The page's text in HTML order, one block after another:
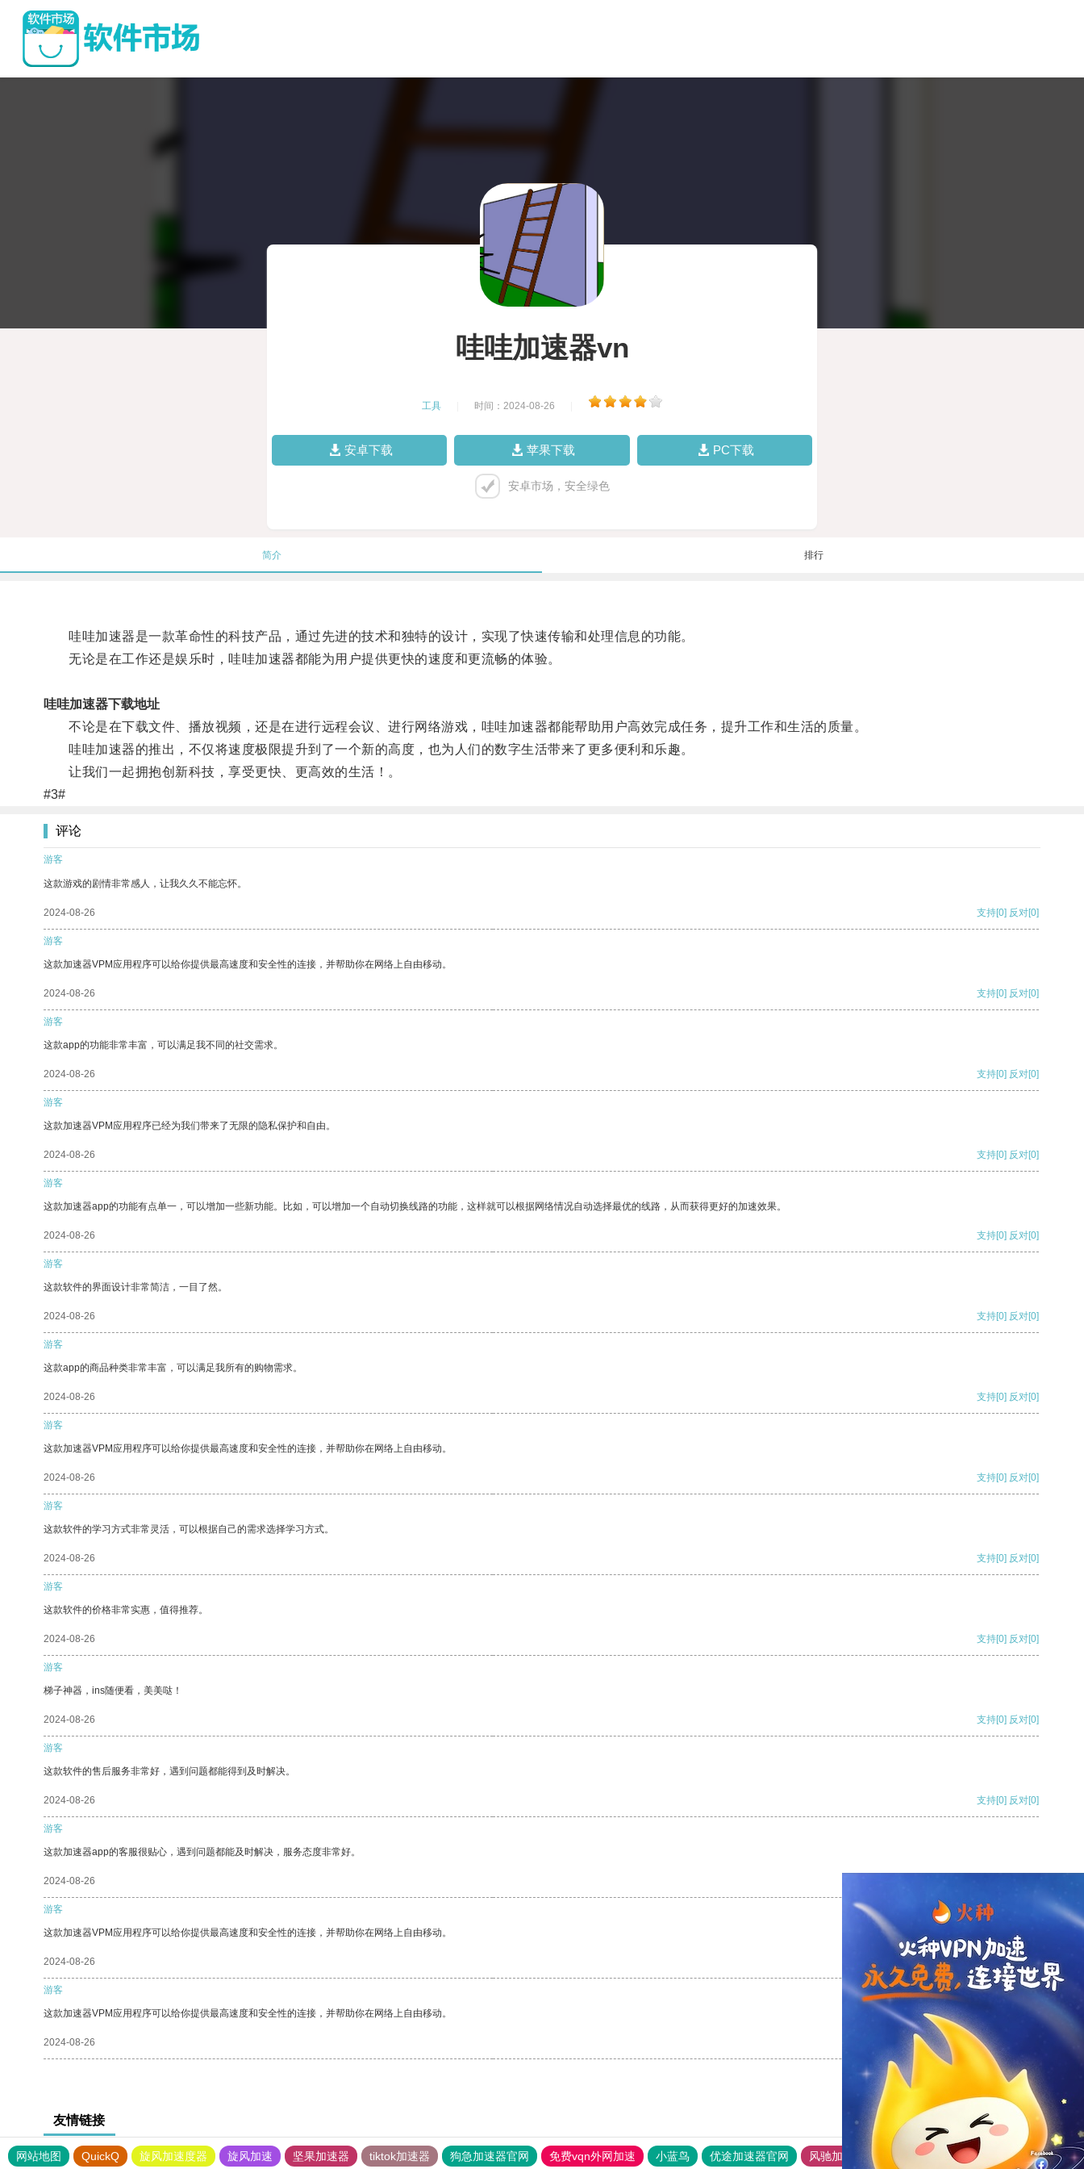
哇哇加速器vn
工具 时间：2024-08-26
安卓下载 苹果下载 PC下载
安卓市场，安全绿色
简介 排行
哇哇加速器是一款革命性的科技产品，通过先进的技术和独特的设计，实现了快速传输和处理信息的功能。
无论是在工作还是娱乐时，哇哇加速器都能为用户提供更快的速度和更流畅的体验。
哇哇加速器下载地址
不论是在下载文件、播放视频，还是在进行远程会议、进行网络游戏，哇哇加速器都能帮助用户高效完成任务，提升工作和生活的质量。
哇哇加速器的推出，不仅将速度极限提升到了一个新的高度，也为人们的数字生活带来了更多便利和乐趣。
让我们一起拥抱创新科技，享受更快、更高效的生活！。
#3#
评论
游客
这款游戏的剧情非常感人，让我久久不能忘怀。
2024-08-26 支持[0] 反对[0]
游客
这款加速器VPM应用程序可以给你提供最高速度和安全性的连接，并帮助你在网络上自由移动。
2024-08-26 支持[0] 反对[0]
游客
这款app的功能非常丰富，可以满足我不同的社交需求。
2024-08-26 支持[0] 反对[0]
游客
这款加速器VPM应用程序已经为我们带来了无限的隐私保护和自由。
2024-08-26 支持[0] 反对[0]
游客
这款加速器app的功能有点单一，可以增加一些新功能。比如，可以增加一个自动切换线路的功能，这样就可以根据网络情况自动选择最优的线路，从而获得更好的加速效果。
2024-08-26 支持[0] 反对[0]
游客
这款软件的界面设计非常简洁，一目了然。
2024-08-26 支持[0] 反对[0]
游客
这款app的商品种类非常丰富，可以满足我所有的购物需求。
2024-08-26 支持[0] 反对[0]
游客
这款加速器VPM应用程序可以给你提供最高速度和安全性的连接，并帮助你在网络上自由移动。
2024-08-26 支持[0] 反对[0]
游客
这款软件的学习方式非常灵活，可以根据自己的需求选择学习方式。
2024-08-26 支持[0] 反对[0]
游客
这款软件的价格非常实惠，值得推荐。
2024-08-26 支持[0] 反对[0]
游客
梯子神器，ins随便看，美美哒！
2024-08-26 支持[0] 反对[0]
游客
这款软件的售后服务非常好，遇到问题都能得到及时解决。
2024-08-26 支持[0] 反对[0]
游客
这款加速器app的客服很贴心，遇到问题都能及时解决，服务态度非常好。
2024-08-26
游客
这款加速器VPM应用程序可以给你提供最高速度和安全性的连接，并帮助你在网络上自由移动。
2024-08-26 支持 [0] 反对 [0]
游客
这款加速器VPM应用程序可以给你提供最高速度和安全性的连接，并帮助你在网络上自由移动。
2024-08-26 支持
友情链接
网站地图 QuickQ 旋风加速度器 旋风加速 坚果加速器 tiktok加速器 狗急加速器官网 免费vqn外网加速 小蓝鸟 优途加速器官网 风驰加速器 旋风加速器